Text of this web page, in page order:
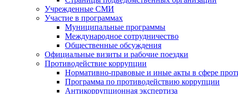
Учрежденные СМИ
Участие в программах
Муниципальные программы
Международное сотрудничество
Общественные обсуждения
Официальные визиты и рабочие поездки
Противодействие коррупции
Нормативно-правовые и иные акты в сфере
Программа по противодействию коррупции
Антикоррупционная экспертиза